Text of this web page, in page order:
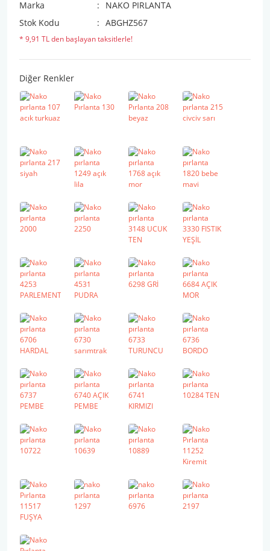
Marka
NAKO PIRLANTA
Stok Kodu
ABGHZ567
* 9,91 TL den başlayan taksitlerle!
Diğer Renkler